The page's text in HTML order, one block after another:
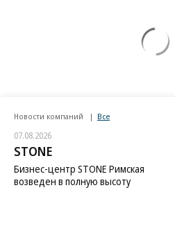
Новости компаний Все
07.08.2026
STONE
Бизнес-центр STONE Римская
возведен в полную высоту